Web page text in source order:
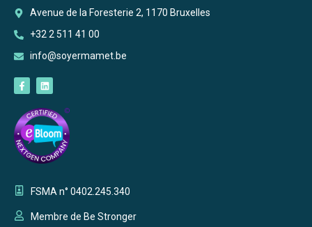
Avenue de la Foresterie 2, 1170 Bruxelles
+32 2 511 41 00
info@soyermamet.be
FSMA n° 0402.245.340
Membre de Be Stronger